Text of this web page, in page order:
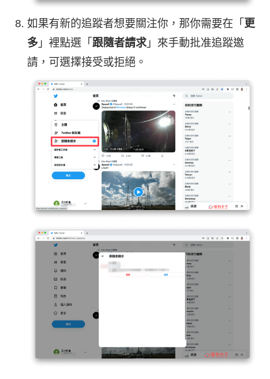
如果有新的追蹤者想要關注你，那你需要在「 更
多 」裡點選「 跟隨者請求」來手動批准追蹤邀
請，可選擇接受或拒絕。